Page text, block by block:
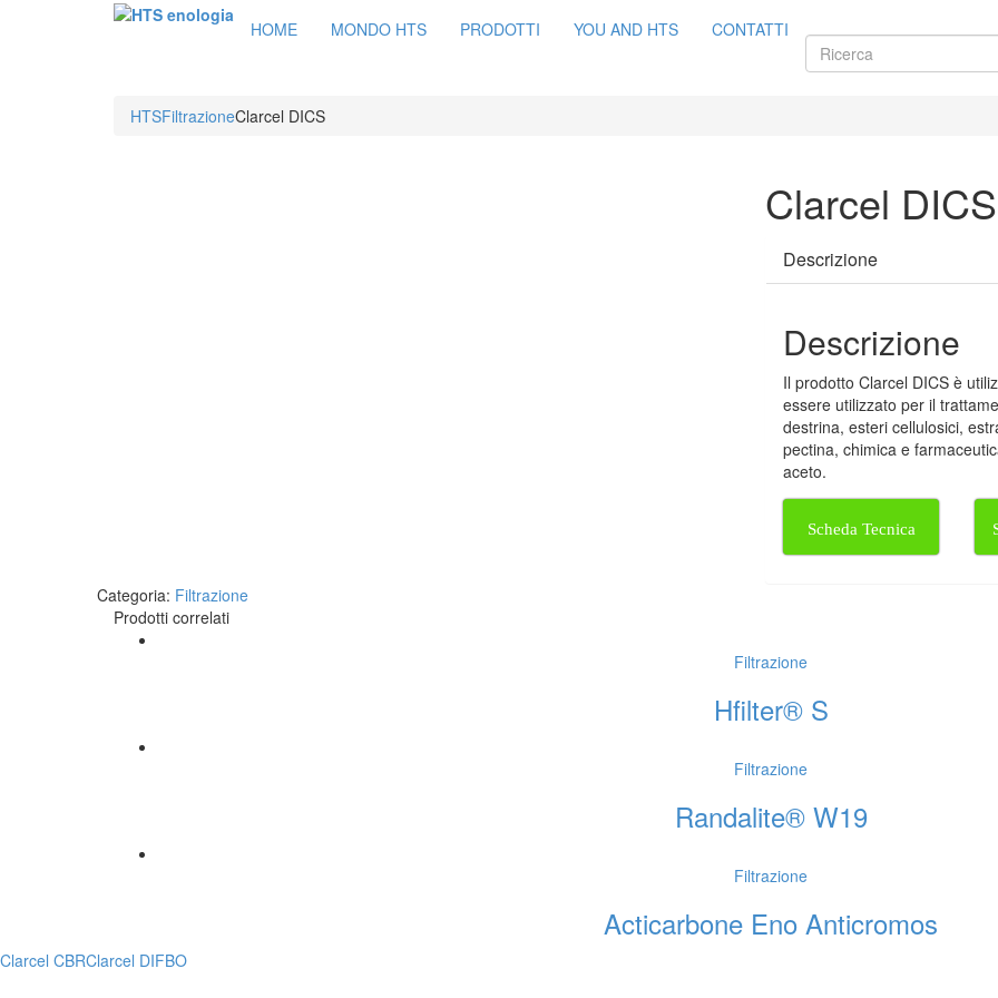
HOME MONDO HTS PRODOTTI YOU AND HTS CONTATTI
HTSFiltrazioneClarcel DICS
Clarcel DICS
Descrizione
Descrizione
Il prodotto Clarcel DICS è
essere utilizzato per il
destrina, esteri cellulosici,
pectina, chimica e
aceto.
Scheda Tecnica
Categoria: Filtrazione
Prodotti correlati
Filtrazione
Hfilter® S
Filtrazione
Randalite® W19
Filtrazione
Acticarbone Eno Anticromos
Clarcel CBRClarcel DIFBO